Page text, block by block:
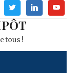
TwitterLinkedin
tous !